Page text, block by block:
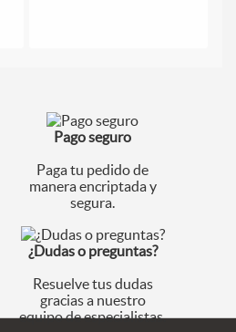
Pago seguro
Paga tu pedido de
manera encriptada y
segura.
¿Dudas o preguntas?
Resuelve tus dudas
gracias a nuestro
equipo de especialistas.